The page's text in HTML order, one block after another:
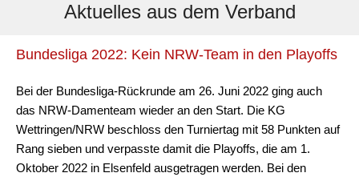
Aktuelles aus dem Verband
Bundesliga 2022: Kein NRW-Team in den Playoffs
Bei der Bundesliga-Rückrunde am 26. Juni 2022 ging auch
das NRW-Damenteam wieder an den Start. Die KG
Wettringen/NRW beschloss den Turniertag mit 58 Punkten auf
Rang sieben und verpasste damit die Playoffs, die am 1.
Oktober 2022 in Elsenfeld ausgetragen werden. Bei den